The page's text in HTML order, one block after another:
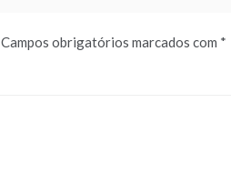
Campos obrigatórios marcados com *